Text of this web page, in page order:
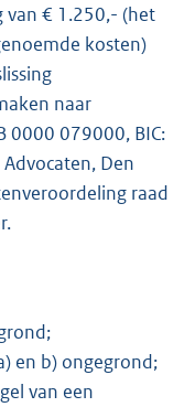
€ 1.250,- (het
kosten)
naar
0000 079000, BIC:
Den
raad
en b) ongegrond;
van een